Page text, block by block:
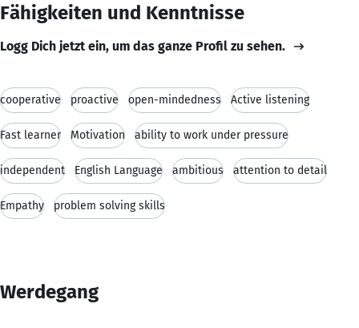
Fähigkeiten und Kenntnisse
Logg Dich jetzt ein, um das ganze Profil zu sehen.
cooperative proactive open-mindedness Active listening
Fast learner Motivation ability to work under pressure
independent English Language ambitious attention to detail
Empathy problem solving skills
Werdegang